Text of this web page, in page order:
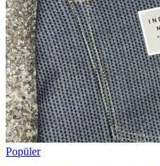
Popüler